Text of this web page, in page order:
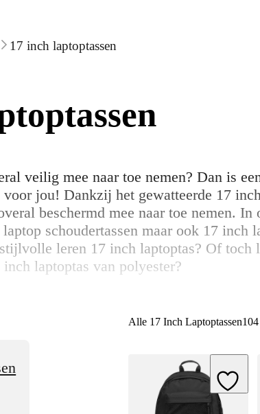
17 inch laptoptassen
veilig mee naar toe nemen? Dan is
jou! Dankzij het gewatteerde 17 inch
beschermd mee naar toe nemen. In
schoudertassen maar ook 17 inch
leren 17 inch laptoptas? Of toch
laptoptas van polyester?
Alle 17 Inch Laptoptassen
Add to